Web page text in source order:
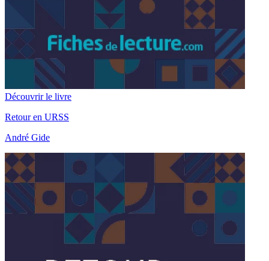
Découvrir le livre
Retour en URSS
André Gide